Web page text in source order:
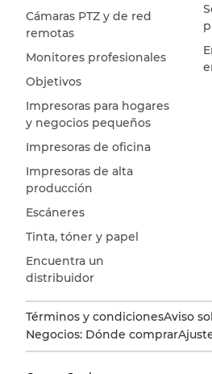
Cámaras PTZ y de red
remotas
Monitores profesionales
Objetivos
Impresoras para hogares
y negocios pequeños
Impresoras de oficina
Impresoras de alta
producción
Escáneres
Tinta, tóner y papel
Encuentra un
distribuidor
Términos y condicionesAviso
Negocios: Dónde comprar